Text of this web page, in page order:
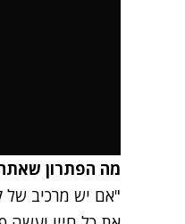
מה הפתרון
"אם יש מרכיב של